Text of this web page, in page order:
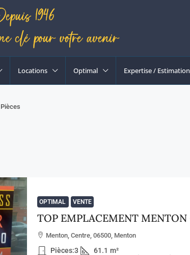
Locations Optimal Expertise / Estimation
OPTIMAL VENTE
Menton, Centre, 06500, Menton
Pièces:3 61.1 m²